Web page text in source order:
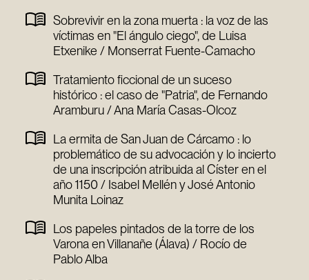
Sobrevivir en la zona muerta : la voz de las
víctimas en "El ángulo ciego", de Luisa
Etxenike / Monserrat Fuente-Camacho
Tratamiento ficcional de un suceso
histórico : el caso de "Patria", de Fernando
Aramburu / Ana María Casas-Olcoz
La ermita de San Juan de Cárcamo : lo
problemático de su advocación y lo incierto
de una inscripción atribuida al Císter en el
año 1150 / Isabel Mellén y José Antonio
Munita Loinaz
Los papeles pintados de la torre de los
Varona en Villanañe (Álava) / Rocío de
Pablo Alba